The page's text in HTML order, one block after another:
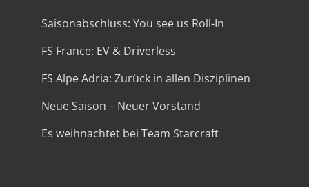
Saisonabschluss: You see us Roll-In
FS France: EV & Driverless
FS Alpe Adria: Zurück in allen Disziplinen
Neue Saison – Neuer Vorstand
Es weihnachtet bei Team Starcraft